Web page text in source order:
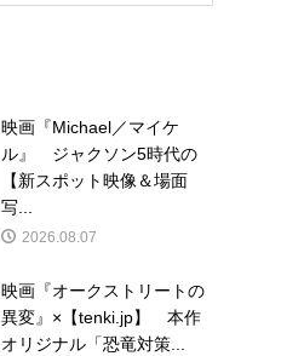
映画『Michael／マイケ
ル』 ジャクソン5時代の
【新スポット映像＆場面
写...
2026.08.07
映画『オークストリートの
異変』×【tenki.jp】 本作
オリジナル「恐竜対策...